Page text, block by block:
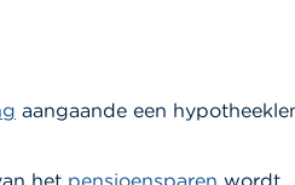
aangaande een
het pensioensparen wordt